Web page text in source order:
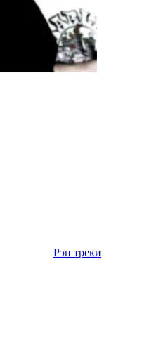
Рэп треки